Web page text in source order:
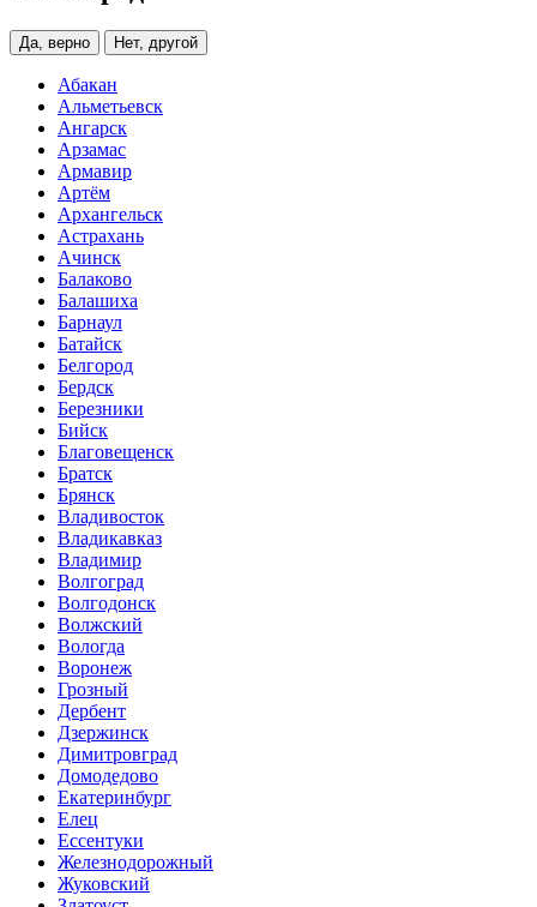
Да, верно Нет, другой
Абакан
Альметьевск
Ангарск
Арзамас
Армавир
Артём
Архангельск
Астрахань
Ачинск
Балаково
Балашиха
Барнаул
Батайск
Белгород
Бердск
Березники
Бийск
Благовещенск
Братск
Брянск
Владивосток
Владикавказ
Владимир
Волгоград
Волгодонск
Волжский
Вологда
Воронеж
Грозный
Дербент
Дзержинск
Димитровград
Домодедово
Екатеринбург
Елец
Ессентуки
Железнодорожный
Жуковский